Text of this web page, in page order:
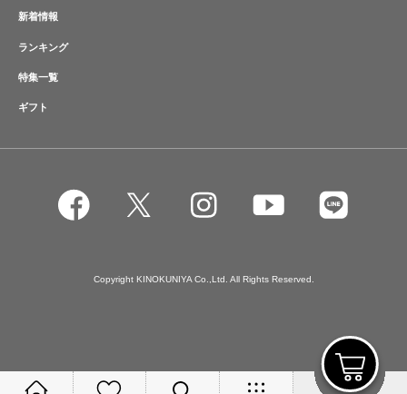
新着情報
ランキング
特集一覧
ギフト
Copyright KINOKUNIYA Co.,Ltd. All Rights Reserved.